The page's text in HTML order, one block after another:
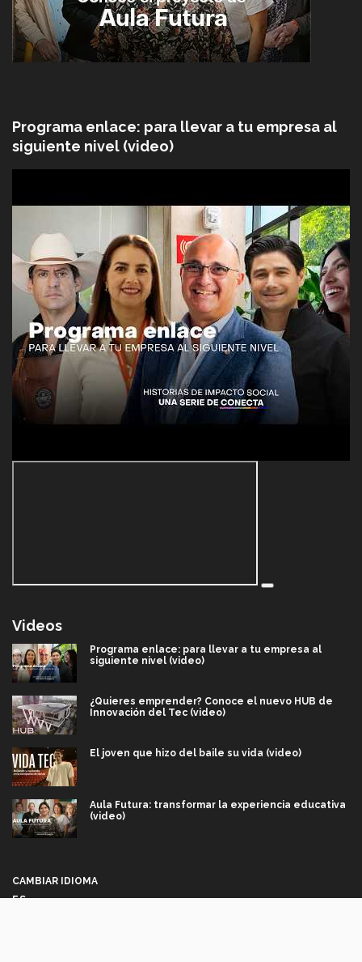
Programa enlace: para llevar a tu empresa al
siguiente nivel (video)
Videos
Programa enlace: para llevar a tu empresa al
siguiente nivel (video)
¿Quieres emprender? Conoce el nuevo HUB de
Innovación del Tec (video)
El joven que hizo del baile su vida (video)
Aula Futura: transformar la experiencia educativa
(video)
CAMBIAR IDIOMA
ES